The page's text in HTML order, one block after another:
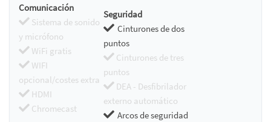
Comunicación
Sistema de sonido
y micrófono
WiFi gratis
WIFI
opcional/costes extra
HDMI
Chromecast
Seguridad
Cinturones de dos
puntos
Cinturones de tres
puntos
DEA - Desfibrilador
externo automático
Arcos de seguridad